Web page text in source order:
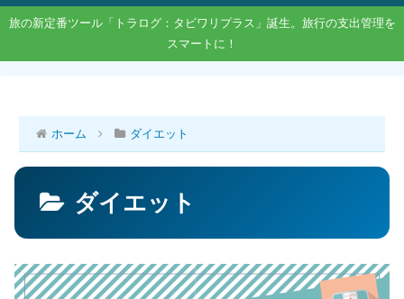
旅の新定番ツール「トラログ：タビワリプラス」誕生。旅行の支出管理を
スマートに！
ホーム ダイエット
ダイエット